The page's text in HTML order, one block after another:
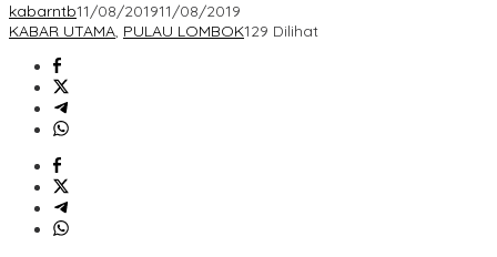
kabarntb11/08/201911/08/2019
KABAR UTAMA, PULAU LOMBOK129 Dilihat